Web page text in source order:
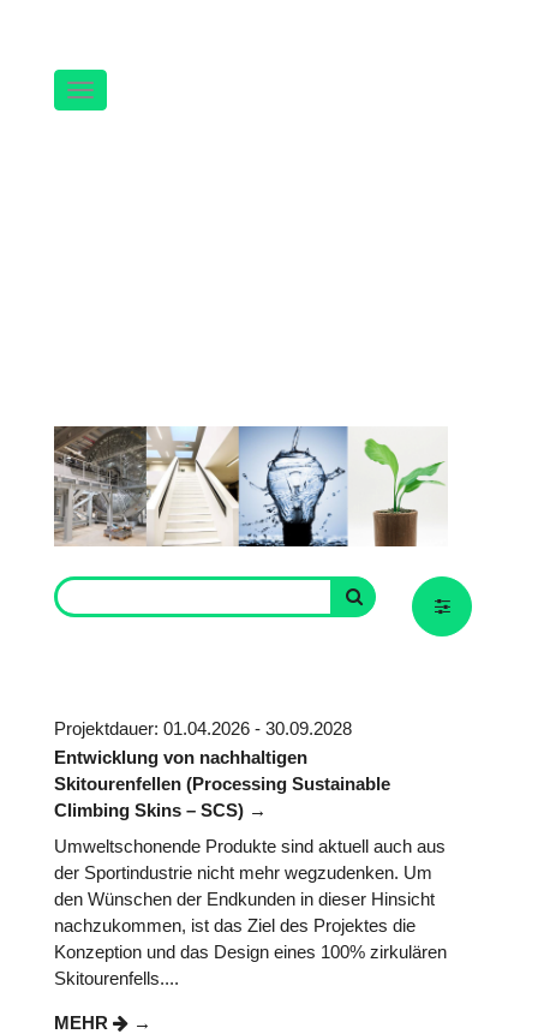
Navigation
Projektdauer: 01.04.2026 - 30.09.2028
Entwicklung von nachhaltigen
Skitourenfellen (Processing Sustainable
Climbing Skins – SCS)
Umweltschonende Produkte sind aktuell auch aus
der Sportindustrie nicht mehr wegzudenken. Um
den Wünschen der Endkunden in dieser Hinsicht
nachzukommen, ist das Ziel des Projektes die
Konzeption und das Design eines 100% zirkulären
Skitourenfells....
MEHR